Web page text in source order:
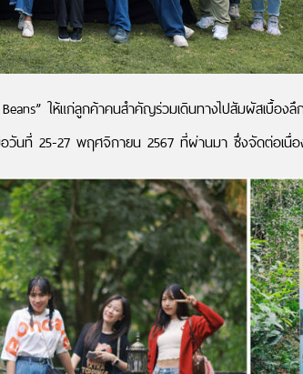
ให้แก่ลูกค้าคนสำคัญร่วมเดินทางไปสัมผัสเบื้อง
วันที่ 25-27 พฤศจิกายน 2567 ที่ผ่านมา ซึ่งจัดต่อเนื่